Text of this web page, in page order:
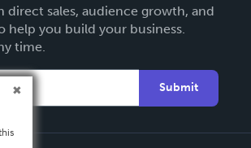
direct sales, audience growth, and
help you build your business.
time.
Submit